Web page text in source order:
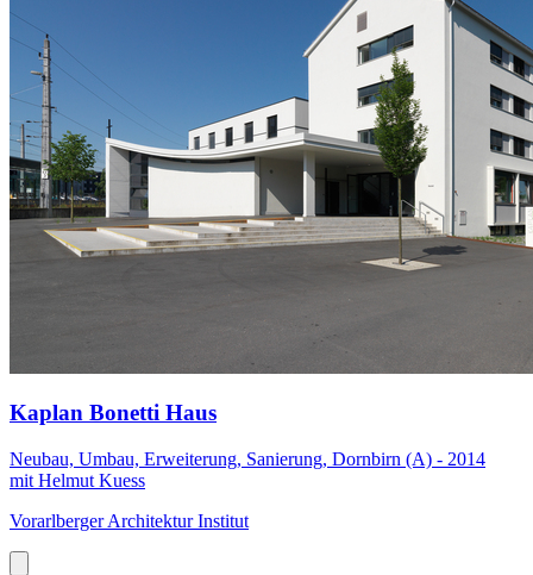
Kaplan Bonetti Haus
Neubau, Umbau, Erweiterung, Sanierung, Dornbirn (A) - 2014
mit Helmut Kuess
Vorarlberger Architektur Institut